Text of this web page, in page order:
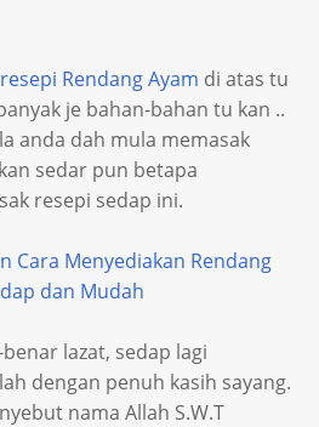
resepi Rendang Ayam di atas tu
je bahan-bahan tu kan ..
anda dah mula memasak
sedar pun betapa
resepi sedap ini.
Cara Menyediakan Rendang
dan Mudah
lazat, sedap lagi
dengan penuh kasih sayang.
nama Allah S.W.T